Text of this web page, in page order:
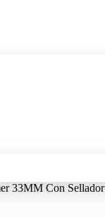
33MM Con Sellador